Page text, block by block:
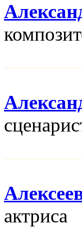
актриса